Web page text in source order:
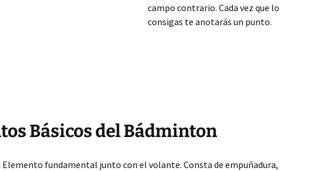
campo contrario. Cada vez que lo
consigas te anotarás un punto.
Básicos del Bádminton
Elemento fundamental junto con el volante. Consta de empuñadura,